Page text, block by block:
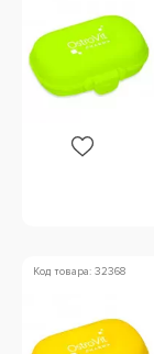
Код товара: 32368